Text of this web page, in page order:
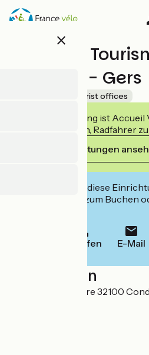
Direkt
zum
close
Office de
Condom - Gers
Tourist offices
Diese Einrichtung ist
verpflichtet sich, Radfahrer
Ihre Verpflichtungen
Interessiert Sie diese
deren Website zum Buchen
Anrufen E-Mail
Localisation
5, Place Saint Pierre 32100